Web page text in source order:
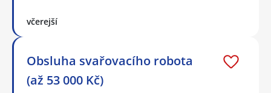
včerejší
Obsluha svařovacího robota
(až 53 000 Kč)